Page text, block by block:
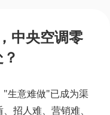
中央空调零
"生意难做"已成为渠
招人难、营销难、